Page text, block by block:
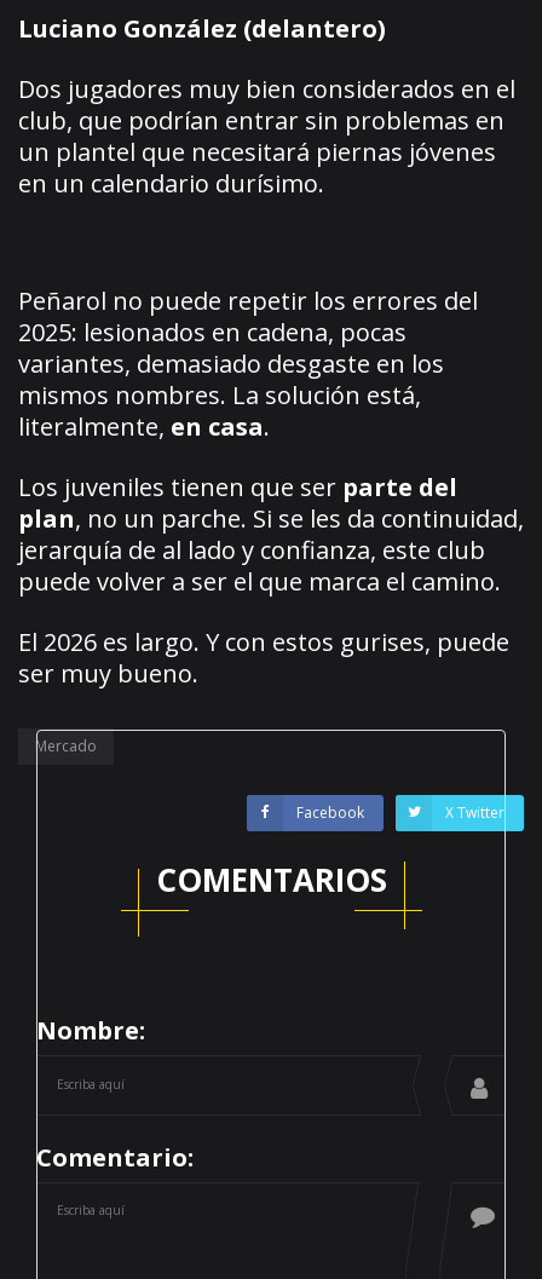
Luciano González (delantero)
Dos jugadores muy bien considerados en el
club, que podrían entrar sin problemas en
un plantel que necesitará piernas jóvenes
en un calendario durísimo.
Peñarol no puede repetir los errores del
2025: lesionados en cadena, pocas
variantes, demasiado desgaste en los
mismos nombres. La solución está,
literalmente, en casa.
Los juveniles tienen que ser parte del
plan, no un parche. Si se les da continuidad,
jerarquía de al lado y confianza, este club
puede volver a ser el que marca el camino.
El 2026 es largo. Y con estos gurises, puede
ser muy bueno.
Mercado
Facebook X Twitter
COMENTARIOS
Nombre:
Comentario: